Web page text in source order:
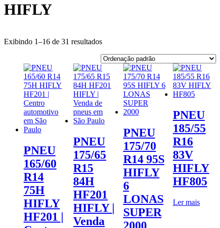
HIFLY
Exibindo 1–16 de 31 resultados
PNEU
165/60
R14
75H
HIFLY
HF201 |
PNEU
175/65
R15
84H
HF201
HIFLY |
Venda
PNEU
175/70
R14 95S
HIFLY
6
LONAS
SUPER
2000
PNEU
185/55
R16
83V
HIFLY
HF805
Ler mais